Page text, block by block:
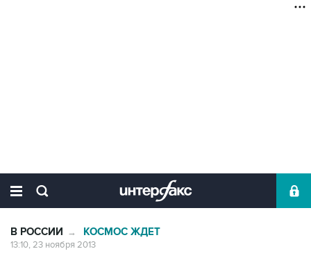
В РОССИИ → КОСМОС ЖДЕТ
13:10, 23 ноября 2013